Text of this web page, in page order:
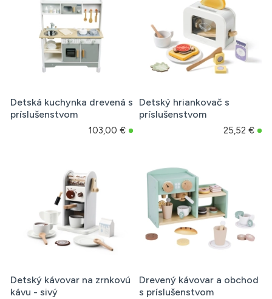
Detská kuchynka drevená s
príslušenstvom
103,00 €
Detský hriankovač s
príslušenstvom
25,52 €
Detský kávovar na zrnkovú
kávu - sivý
Drevený kávovar a obchod
s príslušenstvom